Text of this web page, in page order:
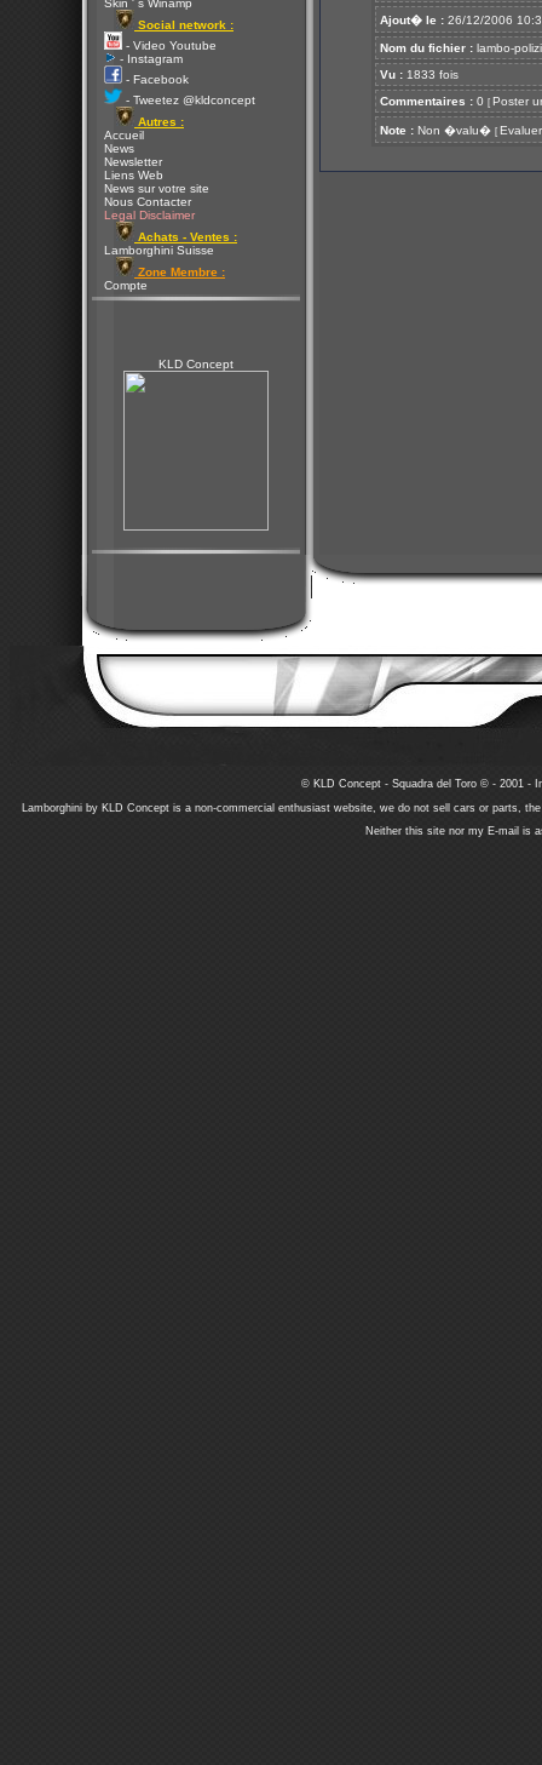
Skin ' s Winamp
Social network :
- Video Youtube
- Instagram
- Facebook
- Tweetez @kldconcept
Autres :
Accueil
News
Newsletter
Liens Web
News sur votre site
Nous Contacter
Legal Disclaimer
Achats - Ventes :
Lamborghini Suisse
Zone Membre :
Compte
KLD Concept
Ajout� le : 26/12/2006
Nom du fichier : lambo-
Vu : 1833 fois
Commentaires : 0 [ Poster
Note : Non �valu� [ Evaluer
© KLD Concept - Squadra del Toro © - 2001 -
Lamborghini by KLD Concept is a non-commercial enthusiast website, we do not sell cars or parts,
Neither this site nor my E-mail is